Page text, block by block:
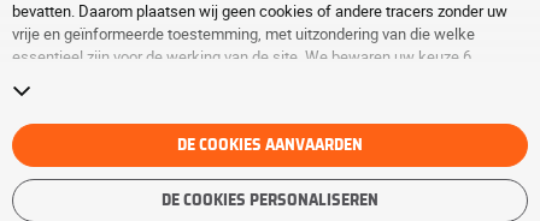
bevatten. Daarom plaatsen wij geen cookies of andere tracers zonder uw
vrije en geïnformeerde toestemming, met uitzondering van die welke
essentieel zijn voor de werking van de site. We bewaren uw keuze 6
pagina over
verder te surfen zonder het deponeren van cookies of andere tracers te
aanvaarden. Weigering verhindert de toegang tot diensten niet GRIP500.
Voor meer informatie,bezoek de cookies en andere tracerspagina.
DE COOKIES AANVAARDEN
DE COOKIES PERSONALISEREN